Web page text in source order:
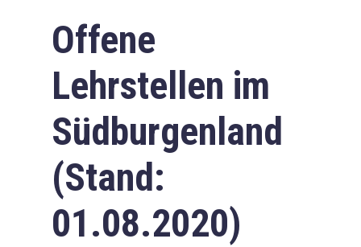
Offene
Lehrstellen im
Südburgenland
(Stand:
01.08.2020)